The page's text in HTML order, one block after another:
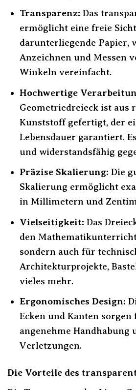
Transparenz: Das
ermöglicht eine freie
darunterliegende Papier,
Anzeichnen und Messen
Winkeln vereinfacht.
Hochwertige
Geometriedreieck ist aus
Kunststoff gefertigt, der
Lebensdauer garantiert.
und widerstandsfähig
Präzise Skalierung: Die
Skalierung ermöglicht
in Millimetern und
Vielseitigkeit: Das
den
sondern auch für
Architekturprojekte,
vieles mehr.
Ergonomisches Design:
Ecken und Kanten sorgen
angenehme Handhabung
Verletzungen.
Die Vorteile des